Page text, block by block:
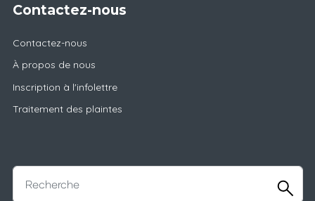
Contactez-nous
Contactez-nous
À propos de nous
Inscription à l'infolettre
Traitement des plaintes